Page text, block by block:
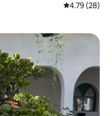
평점 4.79점(5
4.79 (28)